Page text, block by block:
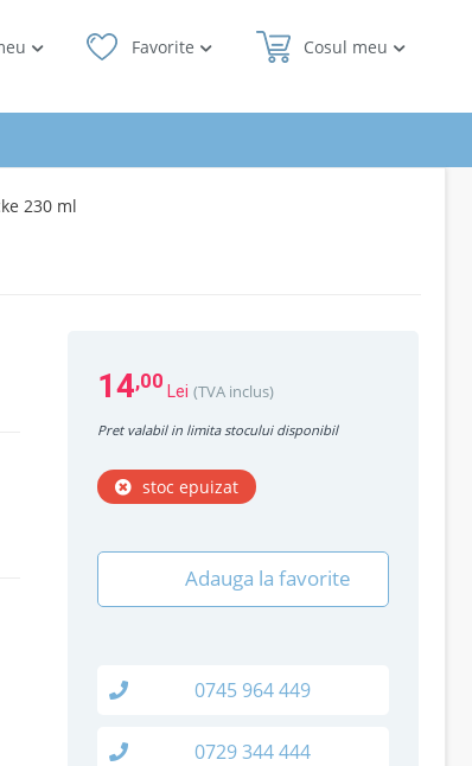
Cosul meu
Favorite
230 ml
14,00 Lei (TVA inclus)
Pret valabil in limita stocului disponibil
stoc epuizat
Adauga la favorite
0745 964 449
0729 344 444